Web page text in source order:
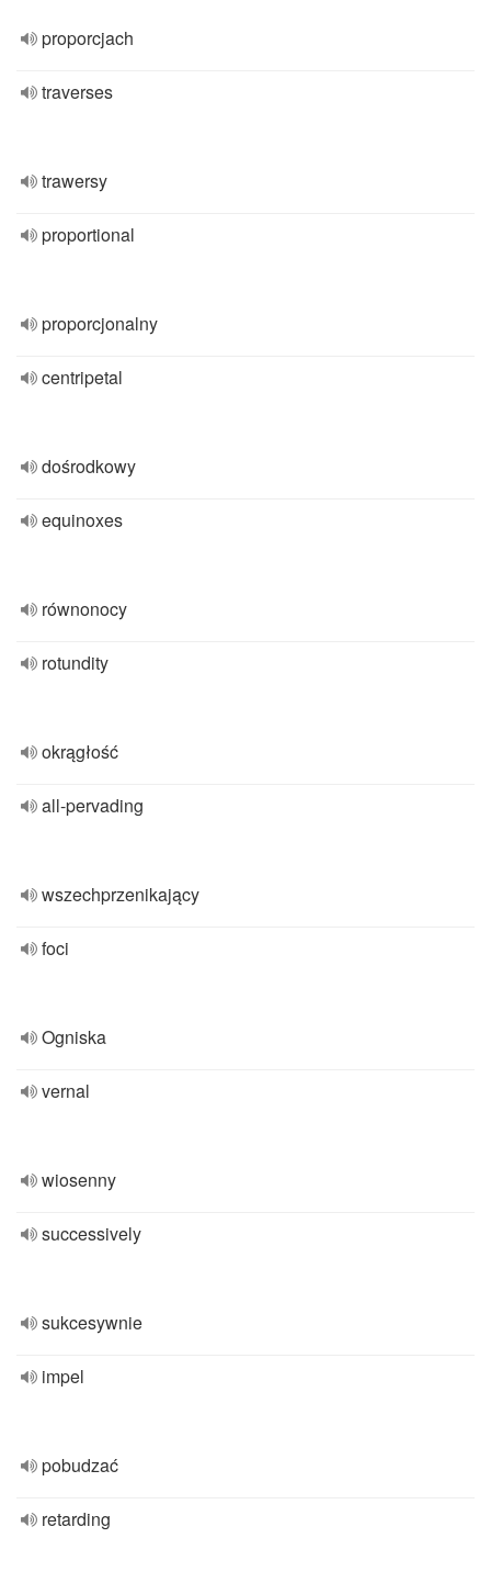
proporcjach
traverses
trawersy
proportional
proporcjonalny
centripetal
dośrodkowy
equinoxes
równonocy
rotundity
okrągłość
all-pervading
wszechprzenikający
foci
Ogniska
vernal
wiosenny
successively
sukcesywnie
impel
pobudzać
retarding